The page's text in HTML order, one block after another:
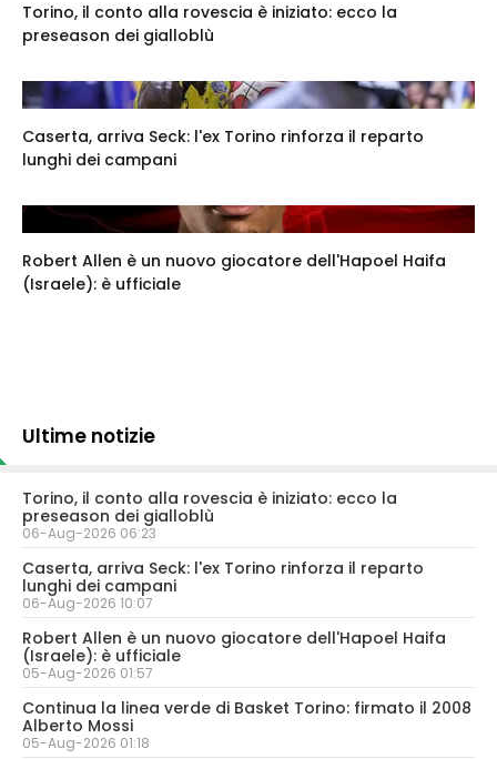
Torino, il conto alla rovescia è iniziato: ecco la
preseason dei gialloblù
Caserta, arriva Seck: l'ex Torino rinforza il reparto
lunghi dei campani
Robert Allen è un nuovo giocatore dell'Hapoel Haifa
(Israele): è ufficiale
Ultime notizie
Torino, il conto alla rovescia è iniziato: ecco la
preseason dei gialloblù
06-Aug-2026 06:23
Caserta, arriva Seck: l'ex Torino rinforza il reparto
lunghi dei campani
06-Aug-2026 10:07
Robert Allen è un nuovo giocatore dell'Hapoel Haifa
(Israele): è ufficiale
05-Aug-2026 01:57
Continua la linea verde di Basket Torino: firmato il 2008
Alberto Mossi
05-Aug-2026 01:18